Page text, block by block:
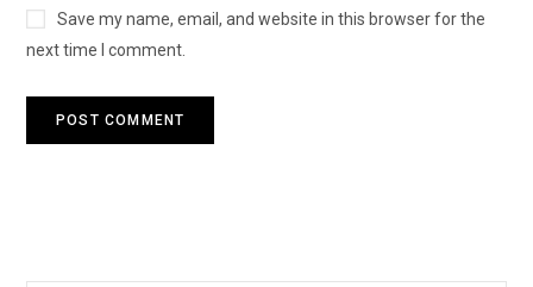
Save my name, email, and website in this browser for the
next time I comment.